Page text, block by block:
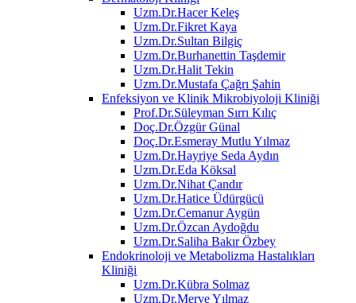
Uzm.Dr.Hacer Keleş
Uzm.Dr.Fikret Kaya
Uzm.Dr.Sultan Bilgiç
Uzm.Dr.Burhanettin Taşdemir
Uzm.Dr.Halit Tekin
Uzm.Dr.Mustafa Çağrı Şahin
Enfeksiyon ve Klinik Mikrobiyoloji Kliniği
Prof.Dr.Süleyman Sırrı Kılıç
Doç.Dr.Özgür Günal
Doç.Dr.Esmeray Mutlu Yılmaz
Uzm.Dr.Hayriye Seda Aydın
Uzm.Dr.Eda Köksal
Uzm.Dr.Nihat Çandır
Uzm.Dr.Hatice Üdürgücü
Uzm.Dr.Cemanur Aygün
Uzm.Dr.Özcan Aydoğdu
Uzm.Dr.Saliha Bakır Özbey
Endokrinoloji ve Metabolizma Hastalıkları
Kliniği
Uzm.Dr.Kübra Solmaz
Uzm.Dr.Merve Yılmaz